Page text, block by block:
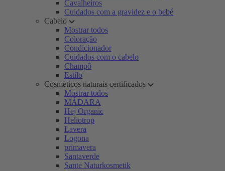
Cavalheiros
Cuidados com a gravidez e o bebé
Cabelo
Mostrar todos
Coloração
Condicionador
Cuidados com o cabelo
Champô
Estilo
Cosméticos naturais certificados
Mostrar todos
MÁDARA
Hej Organic
Heliotrop
Lavera
Logona
primavera
Santaverde
Sante Naturkosmetik